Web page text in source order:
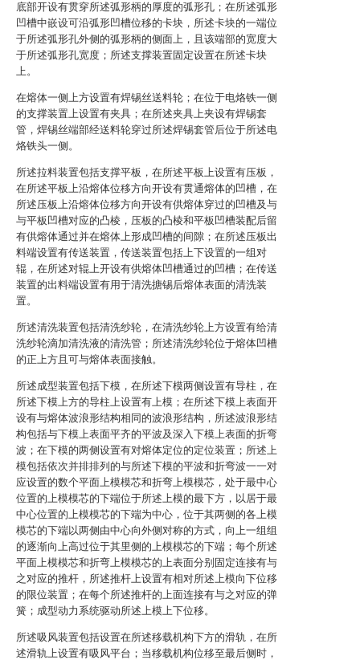
底部开设有贯穿所述弧形柄的厚度的弧形孔；在所述弧形
凹槽中嵌设可沿弧形凹槽位移的卡块，所述卡块的一端位
于所述弧形孔外侧的弧形柄的侧面上，且该端部的宽度大
于所述弧形孔宽度；所述支撑装置固定设置在所述卡块
上。
在熔体一侧上方设置有焊锡丝送料轮；在位于电烙铁一侧
的支撑装置上设置有夹具；在所述夹具上夹设有焊锡套
管，焊锡丝端部经送料轮穿过所述焊锡套管后位于所述电
烙铁头一侧。
所述拉料装置包括支撑平板，在所述平板上设置有压板，
在所述平板上沿熔体位移方向开设有贯通熔体的凹槽，在
所述压板上沿熔体位移方向开设有供熔体穿过的凹槽及与
与平板凹槽对应的凸棱，压板的凸棱和平板凹槽装配后留
有供熔体通过并在熔体上形成凹槽的间隙；在所述压板出
料端设置有传送装置，传送装置包括上下设置的一组对
辊，在所述对辊上开设有供熔体凹槽通过的凹槽；在传送
装置的出料端设置有用于清洗搪锡后熔体表面的清洗装
置。
所述清洗装置包括清洗纱轮，在清洗纱轮上方设置有给清
洗纱轮滴加清洗液的清洗管；所述清洗纱轮位于熔体凹槽
的正上方且可与熔体表面接触。
所述成型装置包括下模，在所述下模两侧设置有导柱，在
所述下模上方的导柱上设置有上模；在所述下模上表面开
设有与熔体波浪形结构相同的波浪形结构，所述波浪形结
构包括与下模上表面平齐的平波及深入下模上表面的折弯
波；在下模的两侧设置有对熔体定位的定位装置；所述上
模包括依次并排排列的与所述下模的平波和折弯波一一对
应设置的数个平面上模模芯和折弯上模模芯，处于最中心
位置的上模模芯的下端位于所述上模的最下方，以居于最
中心位置的上模模芯的下端为中心，位于其两侧的各上模
模芯的下端以两侧由中心向外侧对称的方式，向上一组组
的逐渐向上高过位于其里侧的上模模芯的下端；每个所述
平面上模模芯和折弯上模模芯的上表面分别固定连接有与
之对应的推杆，所述推杆上设置有相对所述上模向下位移
的限位装置；在每个所述推杆的上面连接有与之对应的弹
簧；成型动力系统驱动所述上模上下位移。
所述吸风装置包括设置在所述移载机构下方的滑轨，在所
述滑轨上设置有吸风平台；当移载机构位移至最后侧时，